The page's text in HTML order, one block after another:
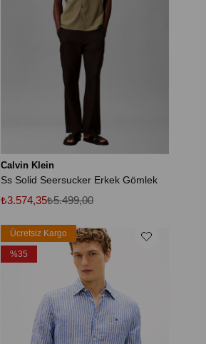
Calvin Klein
Ss Solid Seersucker Erkek Gömlek
₺3.574,35₺5.499,00
Ücretsiz Kargo
%35